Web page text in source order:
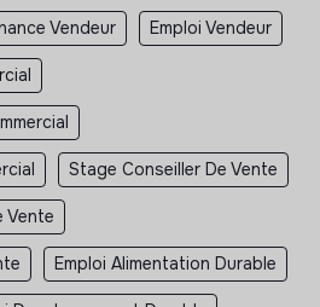
Vendeur Emploi Vendeur
Stage Conseiller De Vente
Vente
Emploi Alimentation Durable